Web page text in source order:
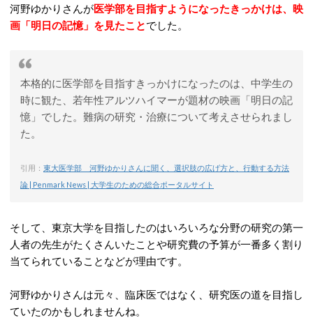
河野ゆかりさんが医学部を目指すようになったきっかけは、映
画「明日の記憶」を見たことでした。
本格的に医学部を目指すきっかけになったのは、中学生の
時に観た、若年性アルツハイマーが題材の映画「明日の記
憶」でした。難病の研究・治療について考えさせられまし
た。
引用： 東大医学部 河野ゆかりさんに聞く、選択肢の広げ方と、行動する方法
論 | Penmark News | 大学生のための総合ポータルサイト
そして、東京大学を目指したのはいろいろな分野の研究の第一
人者の先生がたくさんいたことや研究費の予算が一番多く割り
当てられていることなどが理由です。
河野ゆかりさんは元々、臨床医ではなく、研究医の道を目指し
ていたのかもしれませんね。